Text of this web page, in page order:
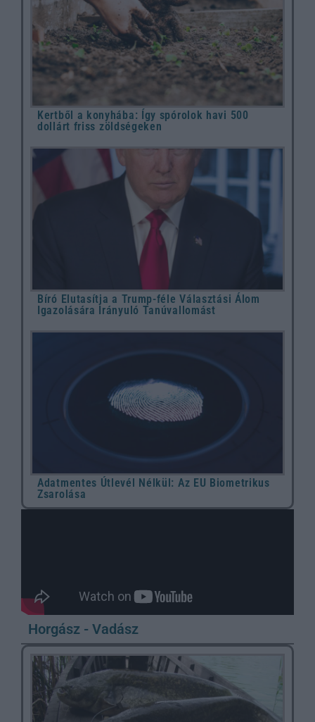
Kertből a konyhába: Így spórolok havi 500
dollárt friss zöldségeken
Bíró Elutasítja a Trump-féle Választási Álom
Igazolására Irányuló Tanúvallomást
Adatmentes Útlevél Nélkül: Az EU Biometrikus
Zsarolása
Horgász - Vadász